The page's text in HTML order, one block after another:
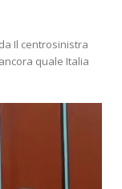
Il centrosinistra
quale Italia